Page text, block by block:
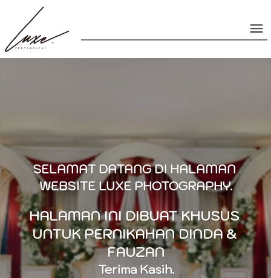
SELAMAT DATANG DI HALAMAN
WEBSITE LUXE PHOTOGRAPHY.
HALAMAN INI DIBUAT KHUSUS
UNTUK PERNIKAHAN DINDA &
FAUZAN
Terima Kasih.